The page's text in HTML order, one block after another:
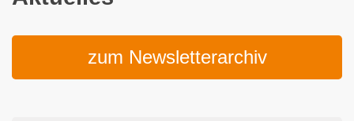
zum Newsletterarchiv